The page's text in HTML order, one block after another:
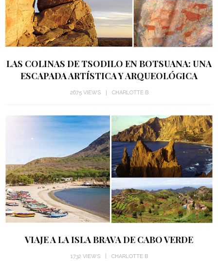
LAS COLINAS DE TSODILO EN BOTSUANA: UNA
ESCAPADA ARTÍSTICA Y ARQUEOLÓGICA
2675 VIEWS CHARLOTTE B
VIAJE A LA ISLA BRAVA DE CABO VERDE
1732 VIEWS CHARLOTTE B